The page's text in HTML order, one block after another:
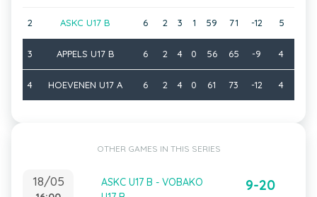
2 ASKC U17 B 6 2 3 1 59 71 -12 5
3 APPELS U17 B 6 2 4 0 56 65 -9 4
4 HOEVENEN U17 A 6 2 4 0 61 73 -12 4
OTHER GAMES IN THIS SERIES
18/05
ASKC U17 B - VOBAKO
9-20